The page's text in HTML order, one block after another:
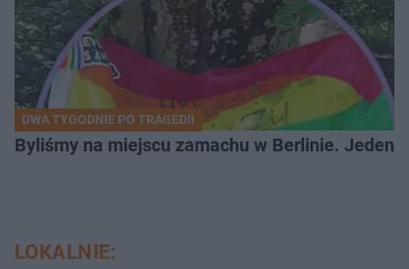
DWA TYGODNIE PO TRAGEDII
Byliśmy na miejscu zamachu w Berlinie. Jeden
LOKALNIE: